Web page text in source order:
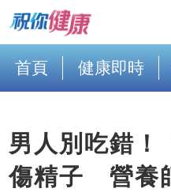
首頁 健康即時
男人別吃錯！
傷精子 營養